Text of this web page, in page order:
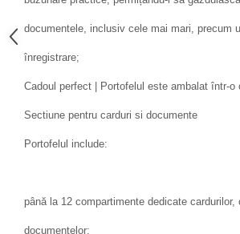
documentele, inclusiv cele mai mari, precum
înregistrare;
Cadoul perfect | Portofelul este ambalat într-o
Sectiune pentru carduri si documente
Portofelul include:
până la 12 compartimente dedicate
documentelor;